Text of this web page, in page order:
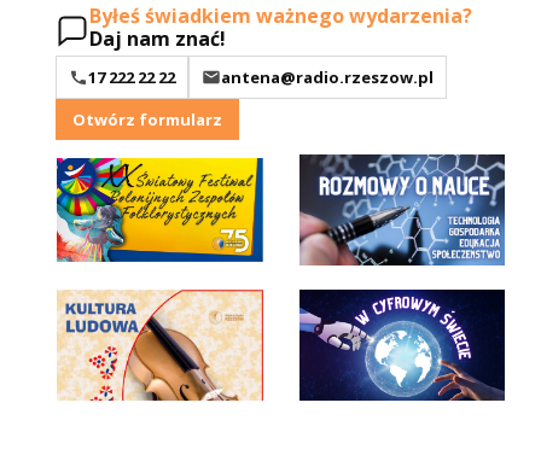
Byłeś świadkiem ważnego wydarzenia?
Daj nam znać!
17 222 22 22
antena@radio.rzeszow.pl
Otwórz formularz